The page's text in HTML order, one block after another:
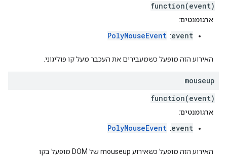
function(event)
ארגומנטים:
event
:
PolyMouseEvent
האירוע הזה מופעל כשמעבירים את העכבר מעל קו פוליגוני.
mouseup
function(event)
ארגומנטים:
event
:
PolyMouseEvent
האירוע הזה מופעל כשאירוע mouseup של DOM מופעל בקו